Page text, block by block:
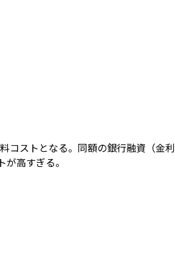
コストとなる。同額の銀行融資（金利
高すぎる。